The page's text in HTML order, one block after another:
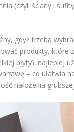
(czyli ściany i
gdyż trzeba
produkty, które
płyty), najlepiej
– co ułatwia
nałożenia